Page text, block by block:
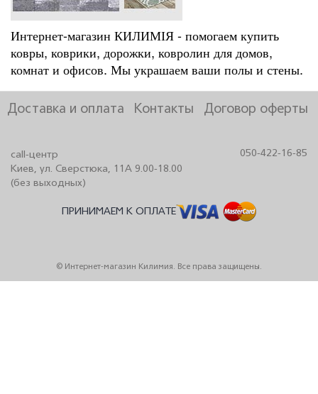
Интернет-магазин КИЛИМІЯ - помогаем купить
ковры, коврики, дорожки, ковролин для домов,
комнат и офисов. Мы украшаем ваши полы и стены.
call-центр
Киев, ул. Сверстюка, 11А 9.00-18.00
(без выходных)
050-422-16-85
Доставка и оплата Контакты Договор оферты
ПРИНИМАЕМ К ОПЛАТЕ
© Интернет-магазин Килимия. Все права защищены.